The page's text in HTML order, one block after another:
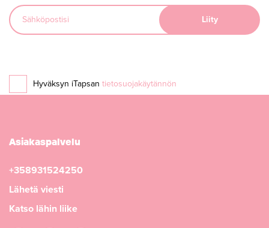
Hyväksyn iTapsan tietosuojakäytännön
Asiakaspalvelu
+358931524250
Lähetä viesti
Katso lähin liike